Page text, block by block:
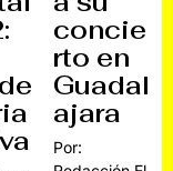
concie
rto en
Guadal
ajara
Por: